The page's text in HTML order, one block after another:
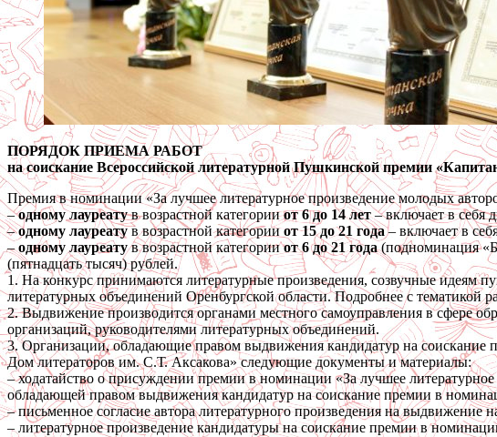
ПОРЯДОК ПРИЕМА РАБОТ
на соискание Всероссийской литературной Пушкинской премии
Премия в номинации «За лучшее литературное произведение молодых
–одному лауреатув возрастной категорииот 6 до 14 лет– включает в себя
–одному лауреатув возрастной категорииот 15 до 21 года– включает в
–одному лауреатув возрастной категорииот 6 до 21 года(подноминация
(пятнадцать тысяч) рублей.
1. На конкурс принимаются литературные произведения, созвучные идеям
литературных объединений Оренбургской области. Подробнее с тематикой
2. Выдвижение производится органами местного самоуправления в сфере
организаций, руководителями литературных объединений.
3. Организации, обладающие правом выдвижения кандидатур на
Дом литераторов им. С.Т. Аксакова» следующие документы и материалы:
– ходатайство о присуждении премии в номинации «За лучшее
обладающей правом выдвижения кандидатур на соискание премии в
– письменное согласие автора литературного произведения на
– литературное произведение кандидатуры на соискание премии в